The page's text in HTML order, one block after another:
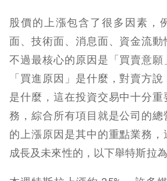
股價的上漲包含了很多因素，
面、技術面、消息面、資金流動
不過最核心的原因是「買賣意願
「買進原因」是什麼，對賣方說
是什麼，這在投資交易中十分
務，綜合所有項目就是公司的
的上漲原因是其中的重點業務
成長及未來性的，以下舉特斯拉為